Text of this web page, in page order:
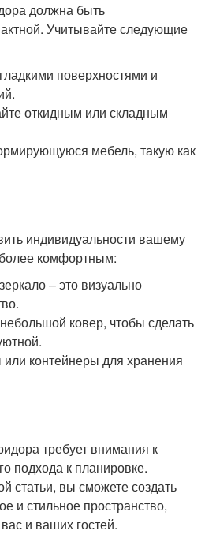
должна быть
Учитывайте следующие
поверхностями и
откидным или складным
мебель, такую как
индивидуальности вашему
комфортным:
– это визуально
ковер, чтобы сделать
или контейнеры для хранения
требует внимания к
подхода к планировке.
статьи, вы сможете создать
и стильное пространство,
и ваших гостей.